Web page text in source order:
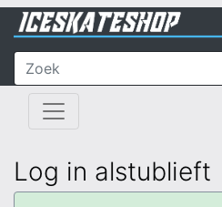
Log in alstublieft